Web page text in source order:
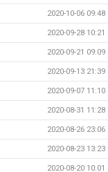
2020-10-06 09:48
2020-09-28 10:21
2020-09-21 09:09
2020-09-13 21:39
2020-09-07 11:10
2020-08-31 11:28
2020-08-26 23:06
2020-08-23 13:23
2020-08-20 10:01